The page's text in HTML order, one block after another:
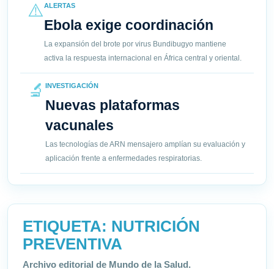
⚠️ALERTAS
Ebola exige coordinación
La expansión del brote por virus Bundibugyo mantiene
activa la respuesta internacional en África central y oriental.
🔬 INVESTIGACIÓN
Nuevas plataformas
vacunales
Las tecnologías de ARN mensajero amplían su evaluación y
aplicación frente a enfermedades respiratorias.
ETIQUETA: NUTRICIÓN
PREVENTIVA
Archivo editorial de Mundo de la Salud.